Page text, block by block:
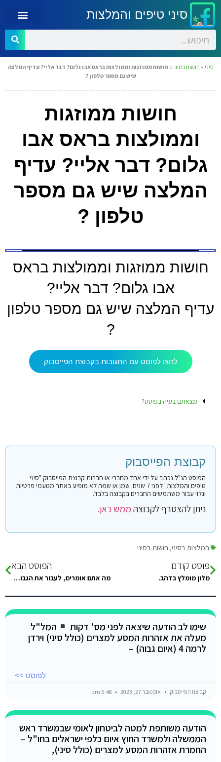
סיני טיפים והמלצות
סיני » חושות בסיני » חושות ממוזגות וממולצות בראס אבו גלום? דבר אליי? עדיף המלצה
שיש גם מספר טלפון ?
חושות ממוזגות
וממולצות בראס אבו
גלום? דבר אליי? עדיף
המלצה שיש גם מספר
טלפון ?
חושות ממוזגות וממולצות בראס
אבו גלום? דבר אליי?
עדיף המלצה שיש גם מספר טלפון
?
לחצו לפוסט עם התגובות בקבוצת הפייסבוק
מצאתם בעיה בפוסט?
קבוצת הפייסבוק
הפוסט הנ"ל נכתב על ידי אחד מחברי או חברות קבוצת הפייסבוק "סיני
טיפים והמלצות" לפני 7 שנים. שמו או שמה לא מופיע באתר מטעמי פרטיות
וגלוי עבור משתמשים החברים בקבוצה בלבד.
ניתן להצטרף לקבוצהממש כאן.
המלצות בסיני, חושות בסיני
פוסט קודם
מלון מומלץ בדהב.
הפוסט הבא
מה אתם אומרים, לעבור את הגבול לכיוון ישראל במוצ"ש זה מורכב או אפשרי? מניסיונכם
שימו לב הודעה שיצאה לפני מס' דקות
המל"ל
מעלה את אזהרות המסע למצרים (כולל סיני) וירדן
לרמה 4 (איום גבוה) –
לפוסט >>
קבוצת הפייסבוק אוקטובר 27, 2023
הודעה משותפת למטה לביטחון לאומי שבמשרד ראש
הממשלה ולמשרד החוץ איום כלפי ישראלים בחו"ל –
החמרת אזהרות המסע למצרים (כולל סיני),